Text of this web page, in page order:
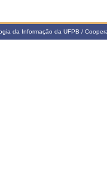
da Informação da UFPB /